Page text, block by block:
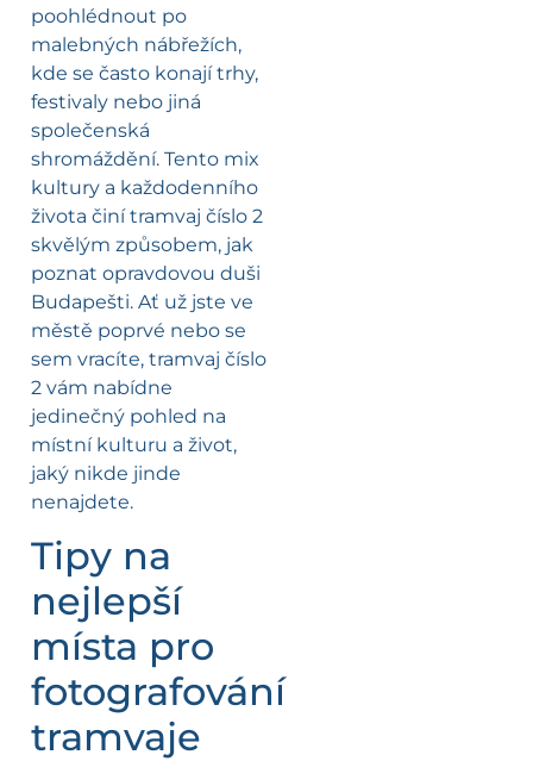
poohlédnout po
malebných nábřežích,
kde se často konají trhy,
festivaly nebo jiná
společenská
shromáždění. Tento mix
kultury a každodenního
života činí tramvaj číslo 2
skvělým způsobem, jak
poznat opravdovou duši
Budapešti. Ať už jste ve
městě poprvé nebo se
sem vracíte, tramvaj číslo
2 vám nabídne
jedinečný pohled na
místní kulturu a život,
jaký nikde jinde
nenajdete.
Tipy na
nejlepší
místa pro
fotografování
tramvaje